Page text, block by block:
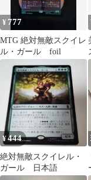
¥ 777
MTG 絶対無敵スクイレ
ル・ガール foil
¥444
絶対無敵スクイレル・
ガール 日本語